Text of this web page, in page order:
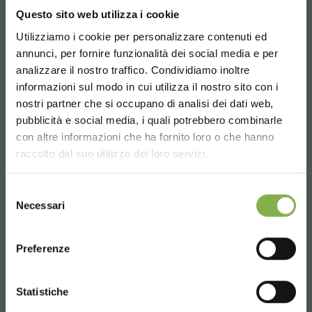
Questo sito web utilizza i cookie
Utilizziamo i cookie per personalizzare contenuti ed
annunci, per fornire funzionalità dei social media e per
analizzare il nostro traffico. Condividiamo inoltre
informazioni sul modo in cui utilizza il nostro sito con i
nostri partner che si occupano di analisi dei dati web,
pubblicità e social media, i quali potrebbero combinarle
con altre informazioni che ha fornito loro o che hanno
raccolto dal suo utilizzo dei loro servizi.
delNecessari
Preferenze
Statistiche
Choose the country you are in and your
language for a better browsing experience
+39 0376 960311
DIENSTLEISTUNGEN
TAUCHE EIN IN UNSERE
WELT!
Ein kleines Geschenk für dich...
5 % Rabattauf deine erste Bestellung *
2 % Rabatt immerauf tutti deine
zukünftigen Einkäufe *
ab einem Bestellwert
von 15.000 €
der Registrierung die Option Newsletter)